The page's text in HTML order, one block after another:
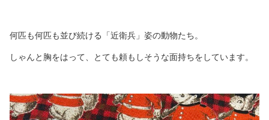
何匹も何匹も並び続ける「近衛兵」姿の動物たち。
しゃんと胸をはって、とても頼もしそうな面持ちをしています。